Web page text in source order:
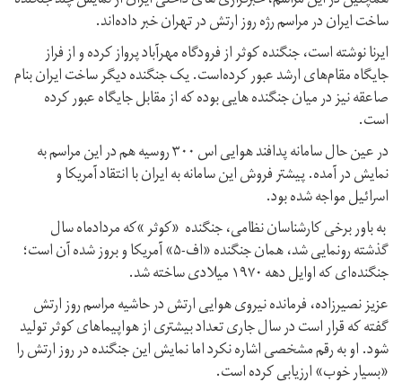
ساخت ایران در مراسم رژه روز ارتش در تهران خبر داده‌اند.
ایرنا نوشته است، جنگنده کوثر از فرودگاه مهرآباد پرواز کرده و از فراز
جایگاه مقام‌های ارشد عبور کرده‌است. یک جنگنده دیگر ساخت ایران بنام
صاعقه نیز در میان جنگنده هایی بوده که از مقابل جایگاه عبور کرده
است.
در عین حال سامانه پدافند هوایی اس ۳۰۰ روسیه هم در این مراسم به
نمایش در آمده. پیشتر فروش این سامانه به ایران با انتقاد آمریکا و
اسرائیل مواجه شده بود.
به باور برخی کارشناسان نظامی، جنگنده «کوثر »که مردادماه سال
گذشته رونمایی شد، همان جنگنده «اف-۵» آمریکا و بروز شده آن است؛
جنگنده‌ای که اوایل دهه ۱۹۷۰ میلادی ساخته شد.
عزیز نصیرزاده، فرمانده نیروی هوایی ارتش در حاشیه مراسم روز ارتش
گفته که قرار است در سال جاری تعداد بیشتری از هواپیماهای کوثر تولید
شود. او به رقم مشخصی اشاره نکرد اما نمایش این جنگنده در روز ارتش را
«بسیار خوب» ارزیابی کرده است.